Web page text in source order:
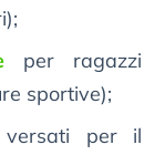
per ragazzi
sportive);
versati per il